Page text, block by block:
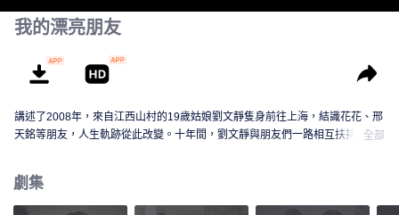
我的漂亮朋友
講述了2008年，來自江西山村的19歲姑娘劉文靜隻身前往上海，結識花花、邢
天銘等朋友，人生軌跡從此改變。十年間，劉文靜與朋友們一路相互扶持，為
全部
劇集